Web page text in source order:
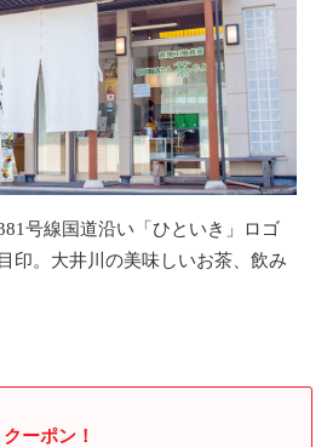
号線国道沿い「ひといき」ロゴ
印。大井川の美味しいお茶、飲み
ーポン！